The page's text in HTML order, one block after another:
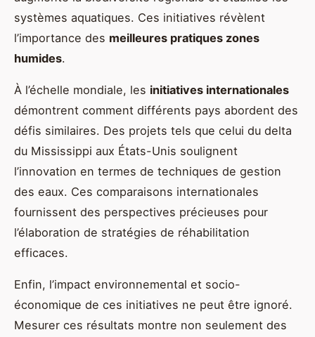
systèmes aquatiques. Ces initiatives révèlent
l’importance des meilleures pratiques zones
humides.
À l’échelle mondiale, les initiatives internationales
démontrent comment différents pays abordent des
défis similaires. Des projets tels que celui du delta
du Mississippi aux États-Unis soulignent
l’innovation en termes de techniques de gestion
des eaux. Ces comparaisons internationales
fournissent des perspectives précieuses pour
l’élaboration de stratégies de réhabilitation
efficaces.
Enfin, l’impact environnemental et socio-
économique de ces initiatives ne peut être ignoré.
Mesurer ces résultats montre non seulement des